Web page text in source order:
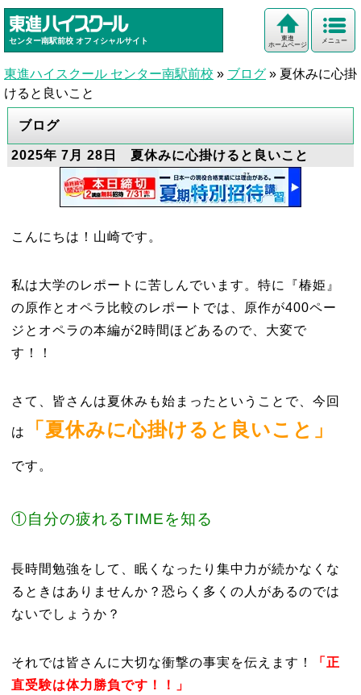
センター南駅前校 オフィシャルサイト メニュー
東進
ホームページ
東進ハイスクール センター南駅前校 » ブログ » 夏休みに心掛
けると良いこと
ブログ
2025年 7月 28日 夏休みに心掛けると良いこと
こんにちは！山崎です。
私は大学のレポートに苦しんでいます。特に『椿姫』
の原作とオペラ比較のレポートでは、原作が400ペー
ジとオペラの本編が2時間ほどあるので、大変で
す！！
さて、皆さんは夏休みも始まったということで、今回
は 「夏休みに心掛けると良いこと」
です。
①自分の疲れるTIMEを知る
長時間勉強をして、眠くなったり集中力が続かなくな
るときはありませんか？恐らく多くの人があるのでは
ないでしょうか？
それでは皆さんに大切な衝撃の事実を伝えます！
「正
直受験は体力勝負です！！」